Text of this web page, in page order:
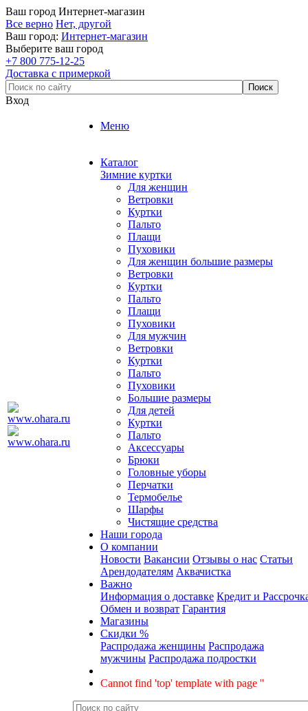
Ваш город Интернет-магазин
Все верно Нет, другой
Ваш город: Интернет-магазин
Выберите ваш город
+7 800 775-12-25
Доставка с примеркой
Вход
Меню
Каталог
Зимние куртки
Для женщин
Ветровки
Куртки
Пальто
Плащи
Пуховики
Для женщин большие размеры
Ветровки
Куртки
Пальто
Плащи
Пуховики
Для мужчин
Ветровки
Куртки
Пальто
Пуховики
Большие размеры
Для детей
Куртки
Пальто
Аксессуары
Брюки
Головные уборы
Перчатки
Термобелье
Шарфы
Чистящие средства
Наши города
О компании
Новости Вакансии Отзывы о нас Статьи
Арендодателям Аквачистка
Важно
Информация о доставке Кредит и
Обмен и возврат Гарантия
Магазины
Скидки %
Распродажа женщины Распродажа
мужчины Распродажа подростки
Cannot find 'top' template with page ''